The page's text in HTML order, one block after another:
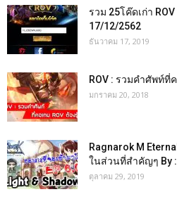
รวม 25โค๊ดเก่า
17/12/2562
ธันวาคม 17, 2019
ROV : รวมคำศัพท์ที่
มกราคม 20, 2018
Ragnarok M
ในส่วนที่สำคัญๆ By
ตุลาคม 29, 2019